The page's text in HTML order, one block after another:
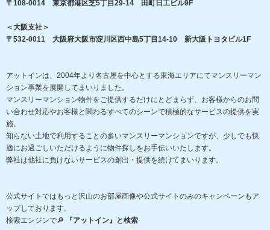
〒108-0014 東京都港区芝5丁目29-14 田町日工ビル9F
＜大阪支社＞
〒532-0011 大阪府大阪市淀川区西中島5丁目14-10 新大阪トヨタビル1F
アットインは、2004年より名古屋を中心とする東海エリアにてマンスリーマン
ション事業を展開してまいりました。
マンスリーマンション物件をご提供するだけにとどまらず、お客様からのお問
い合わせ対応やお客様と関わるすべてのシーンで積極的なサービスの提供を実
施。
知らない土地で利用することの多いマンスリーマンションですが、少しでも快
適にお過ごしいただけるように物件探しをお手伝いいたします。
弊社は他社に負けないサービスの創出・提供を続けてまいります。
公式サイトではもっと沢山のお部屋画像や公式サイトのみのキャンペーンもア
ップしております。
検索エンジンで🔎
『アットイン』と検索